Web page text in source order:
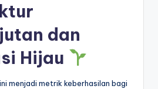
dan
Hijau
menjadi metrik keberhasilan bagi